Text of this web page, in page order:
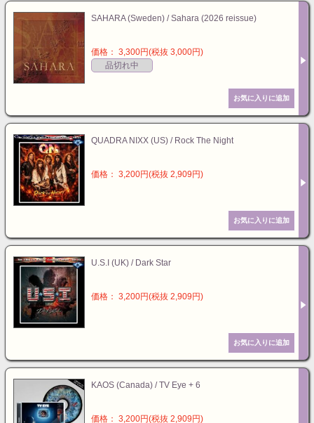
SAHARA (Sweden) / Sahara (2026 reissue)
価格： 3,300円(税抜 3,000円)
品切れ中
QUADRA NIXX (US) / Rock The Night
価格： 3,200円(税抜 2,909円)
U.S.I (UK) / Dark Star
価格： 3,200円(税抜 2,909円)
KAOS (Canada) / TV Eye + 6
価格： 3,200円(税抜 2,909円)